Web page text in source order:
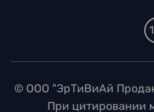
© ООО "ЭрТиВиАй
При цитировании